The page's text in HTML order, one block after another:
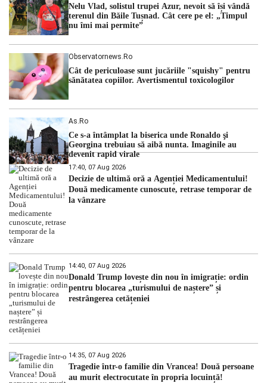
hidrologic din ultimii ani. Lipsa […]
Nelu Vlad, solistul trupei Azur, nevoit să își vândă
terenul din Băile Tușnad. Cât cere pe el: „Timpul
nu îmi mai permite”
Observatornews.ro
Cât de periculoase sunt jucăriile "squishy" pentru
sănătatea copiilor. Avertismentul toxicologilor
As.ro
Ce s-a întâmplat la biserica unde Ronaldo şi
Georgina trebuiau să aibă nunta. Imaginile au
devenit rapid virale
17:40, 07 Aug 2026
Decizie de ultimă oră a Agenției Medicamentului!
Două medicamente cunoscute, retrase temporar de
la vânzare
14:40, 07 Aug 2026
Donald Trump lovește din nou în imigrație: ordin
pentru blocarea „turismului de naștere” și
restrângerea cetățeniei
14:35, 07 Aug 2026
Tragedie într-o familie din Vrancea! Două persoane
au murit electrocutate în propria locuință!